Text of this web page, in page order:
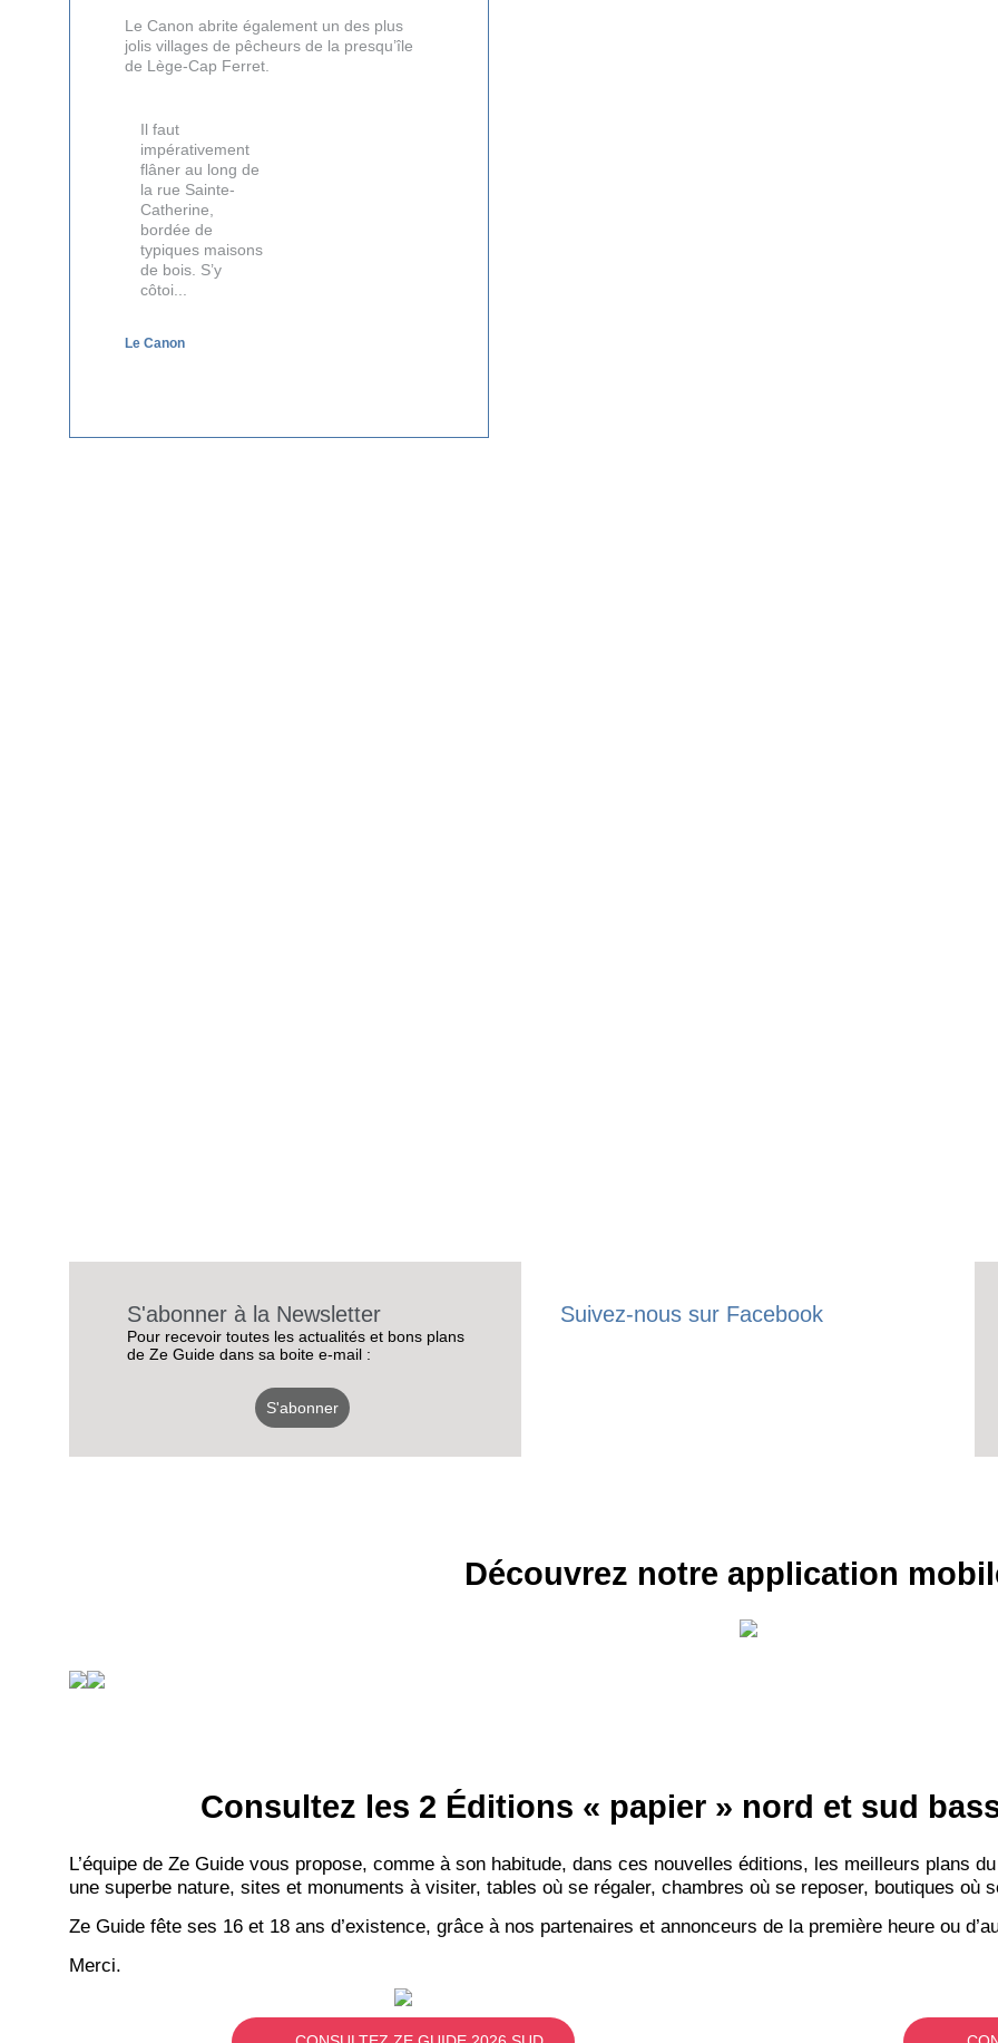
Le Canon abrite également un des plus
jolis villages de pêcheurs de la presqu’île
de Lège-Cap Ferret.
Il faut
impérativement
flâner au long de
la rue Sainte-
Catherine,
bordée de
typiques maisons
de bois. S’y
côtoi...
Le Canon
S'abonner à la Newsletter
Pour recevoir toutes les actualités et bons plans
de Ze Guide dans sa boite e-mail :
S'abonner
Suivez-nous sur Facebook
Découvrez notre application
Consultez les 2 Éditions « papier » nord et sud
L’équipe de Ze Guide vous propose, comme à son habitude, dans ces nouvelles éditions, les meilleurs plans
une superbe nature, sites et monuments à visiter, tables où se régaler, chambres où se reposer, boutiques où
Ze Guide fête ses 16 et 18 ans d’existence, grâce à nos partenaires et annonceurs de la première heure ou
Merci.